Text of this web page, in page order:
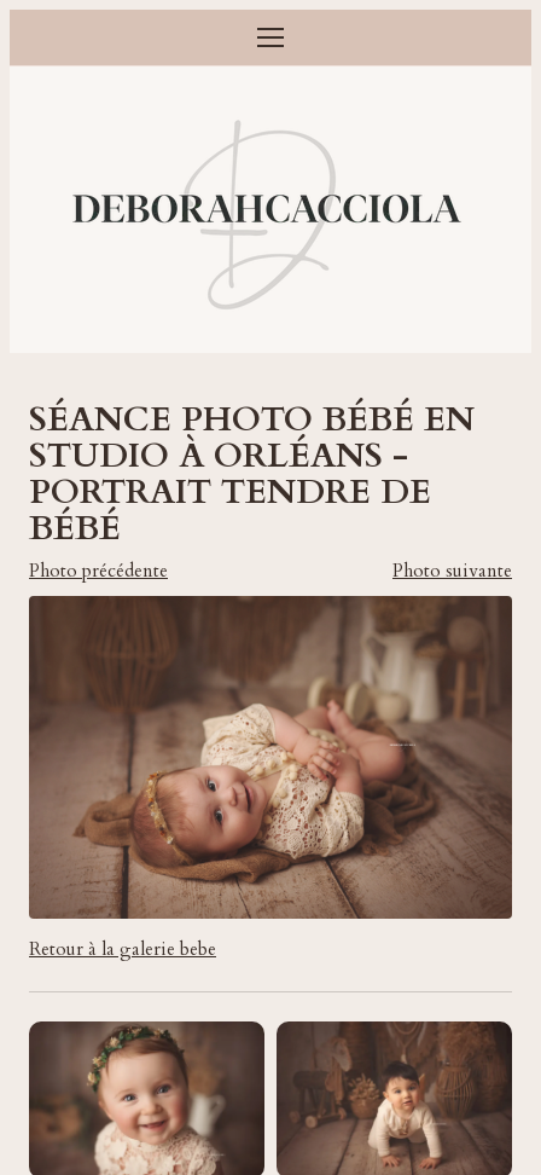
Ouvrir le menu
Photographe grossesse, naissance, bébé et famille à Orléans
SÉANCE PHOTO BÉBÉ EN
STUDIO À ORLÉANS -
PORTRAIT TENDRE DE
BÉBÉ
Photo précédente Photo suivante
Retour à la galerie bebe